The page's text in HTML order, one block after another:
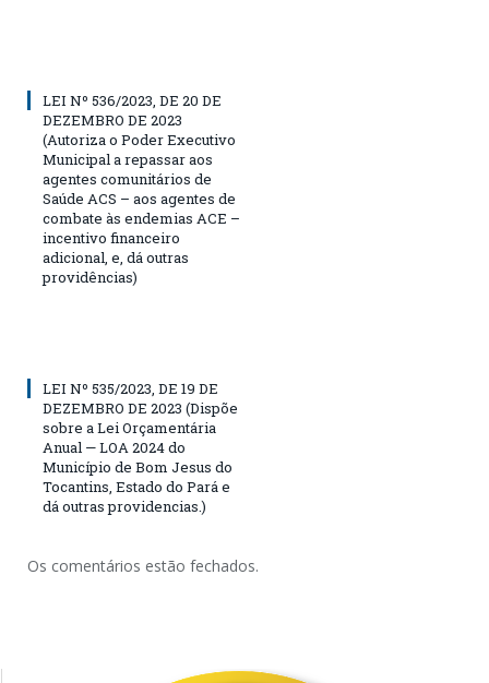
LEI Nº 536/2023, DE 20 DE
DEZEMBRO DE 2023
(Autoriza o Poder Executivo
Municipal a repassar aos
agentes comunitários de
Saúde ACS – aos agentes de
combate às endemias ACE –
incentivo financeiro
adicional, e, dá outras
providências)
LEI Nº 535/2023, DE 19 DE
DEZEMBRO DE 2023 (Dispõe
sobre a Lei Orçamentária
Anual — LOA 2024 do
Município de Bom Jesus do
Tocantins, Estado do Pará e
dá outras providencias.)
Os comentários estão fechados.